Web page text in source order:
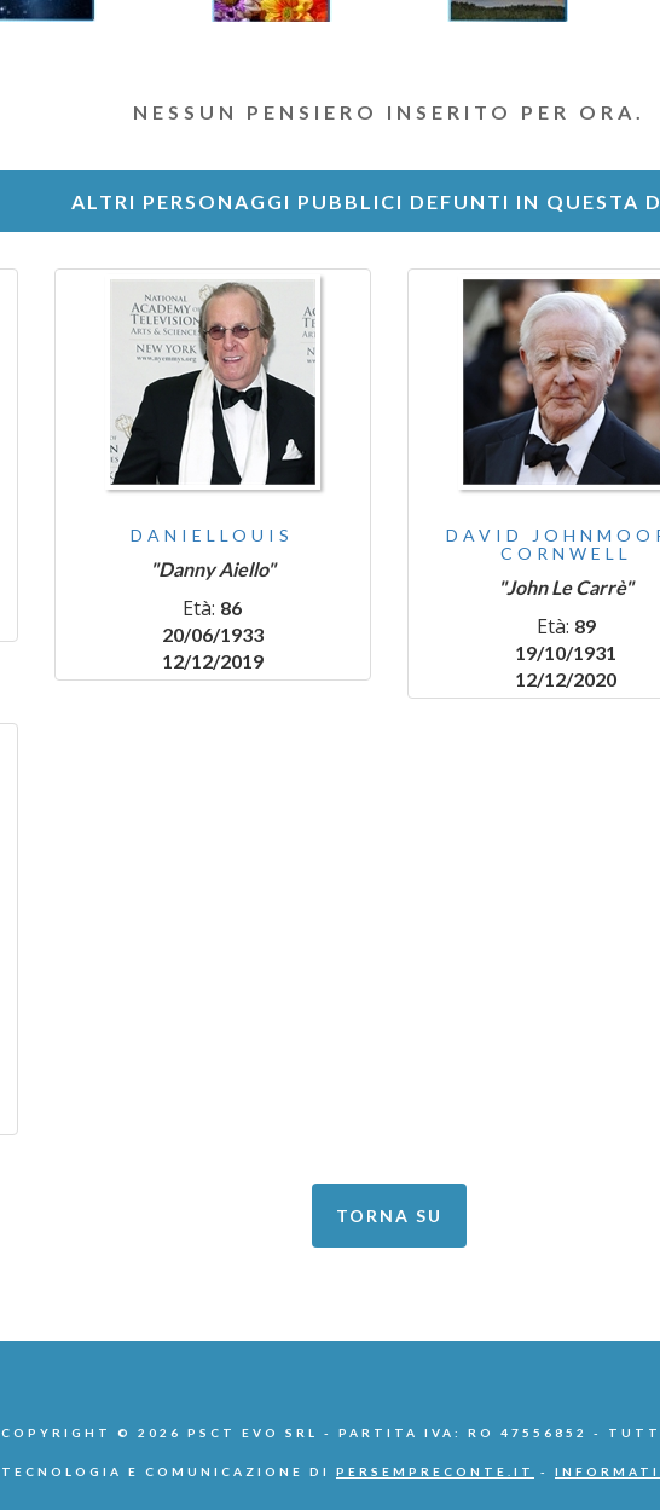
NESSUN PENSIERO INSERITO PER ORA.
ALTRI PERSONAGGI PUBBLICI DEFUNTI IN QUESTA
DANIELLOUIS
"Danny Aiello"
Età: 86
20/06/1933
12/12/2019
DAVID
CORNWELL
"John Le Carrè"
Età: 89
19/10/1931
12/12/2020
TORNA SU
COPYRIGHT © 2026 PSCT EVO SRL - PARTITA IVA: RO 47556852 -
TECNOLOGIA E COMUNICAZIONE DI PERSEMPRECONTE.IT -